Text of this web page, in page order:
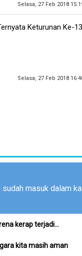
Selasa, 27 Feb 2018
Keturunan Ke-
Selasa, 27 Feb 2018
masuk dalam
kerap terjadi...
kita masih aman